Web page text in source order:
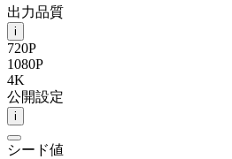
出力品質
i
720P
1080P
4K
公開設定
i
シード値